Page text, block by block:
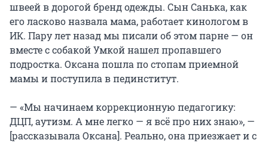
швеей в дорогой бренд одежды. Сын Санька, как
его ласково назвала мама, работает кинологом в
ИК. Пару лет назад мы писали об этом парне — он
вместе с собакой Умкой нашел пропавшего
подростка. Оксана пошла по стопам приемной
мамы и поступила в пединститут.
— «Мы начинаем коррекционную педагогику:
ДЦП, аутизм. А мне легко — я всё про них знаю», —
[рассказывала Оксана]. Реально, она приезжает и с